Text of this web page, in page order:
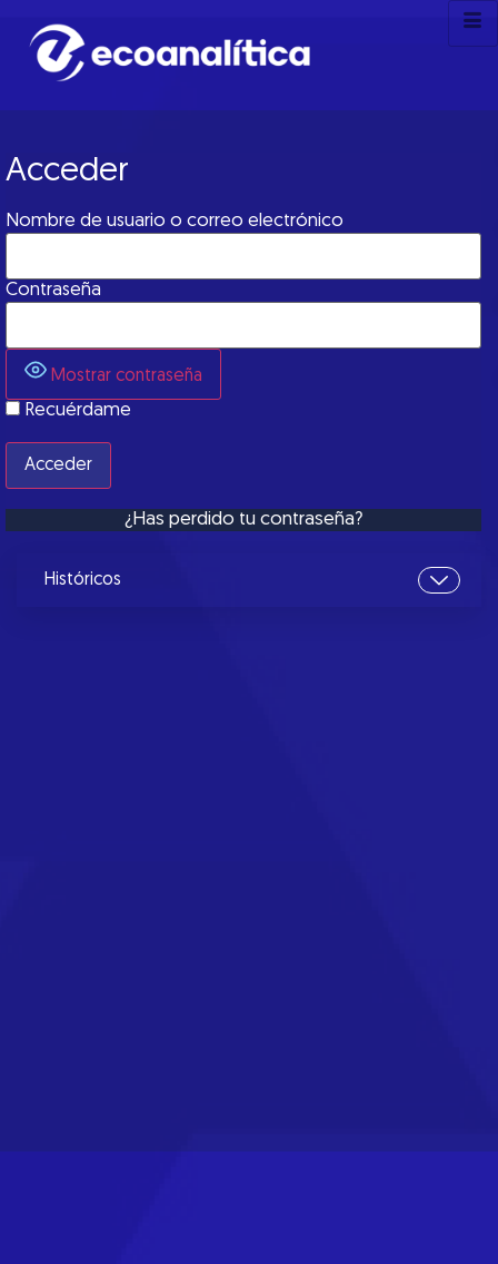
Acceder
Nombre de usuario o correo electrónico
Contraseña
Mostrar contraseña
Recuérdame
¿Has perdido tu contraseña?
Históricos